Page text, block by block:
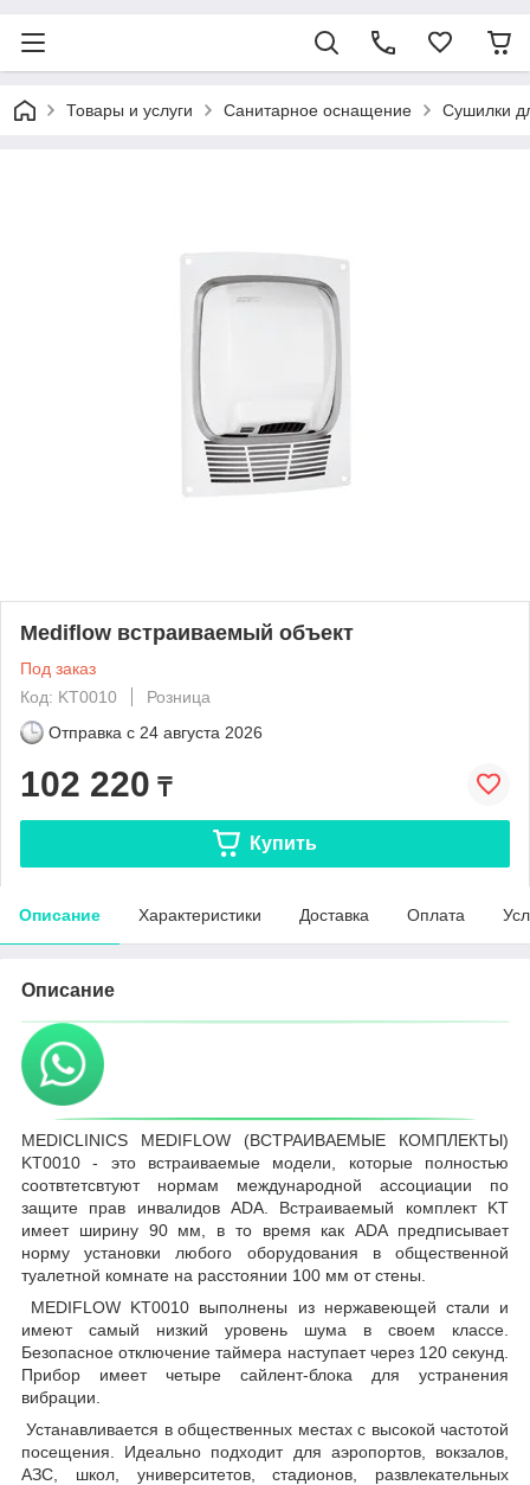
Товары и услуги Санитарное оснащение Сушилки
Mediflow встраиваемый объект
Под заказ
Код: KT0010
Розница
Отправка с 24 августа 2026
102 220 ₸
Купить
Описание Характеристики Доставка Оплата
Описание
MEDICLINICS MEDIFLOW (ВСТРАИВАЕМЫЕ КОМПЛЕКТЫ)
KT0010 - это встраиваемые модели, которые полностью
соотвтетсвтуют нормам международной ассоциации по
защите прав инвалидов ADA. Встраиваемый комплект KT
имеет ширину 90 мм, в то время как ADA предписывает
норму установки любого оборудования в общественной
туалетной комнате на расстоянии 100 мм от стены.
MEDIFLOW KT0010 выполнены из нержавеющей стали и
имеют самый низкий уровень шума в своем классе.
Безопасное отключение таймера наступает через 120 секунд.
Прибор имеет четыре сайлент-блока для устранения
вибрации.
Устанавливается в общественных местах с высокой частотой
посещения. Идеально подходит для аэропортов, вокзалов,
АЗС, школ, университетов, стадионов, развлекательных